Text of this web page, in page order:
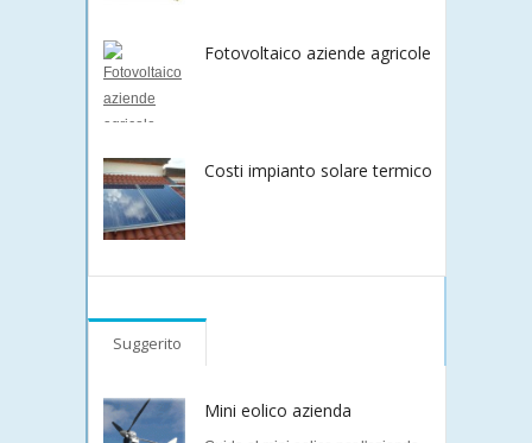
Fotovoltaico aziende agricole
Costi impianto solare termico
Suggerito
Mini eolico azienda